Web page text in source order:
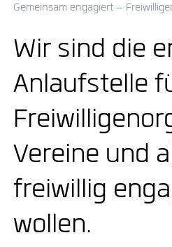
Gemeinsam engagiert –
Wir sind die
Anlaufstelle
Vereine und
freiwillig
wollen.